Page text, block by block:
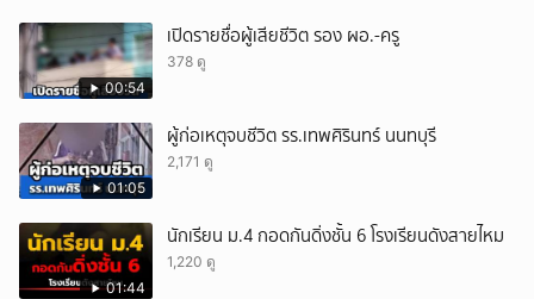
00:54
เปิดรายชื่อผู้เสียชีวิต รอง ผอ.-ครู
378 ดู
01:05
ผู้ก่อเหตุจบชีวิต รร.เทพศิรินทร์ นนทบุรี
2,171 ดู
01:44
นักเรียน ม.4 กอดกันดิ่งชั้น 6 โรงเรียนดังสายไหม
1,220 ดู